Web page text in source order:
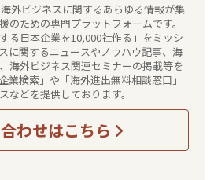
外ビジネスに関するあらゆる情報が集
のための専門プラットフォームです。
る日本企業を10,000社作る」をミッシ
に関するニュースやノウハウ記事、海
海外ビジネス関連セミナーの掲載等を
業検索」や「海外進出無料相談窓口」
などを提供しております。
わせはこちら